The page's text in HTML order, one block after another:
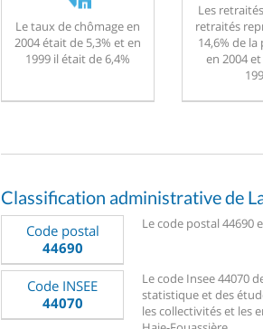
Le taux de chômage en
2004 était de 5,3% et en
1999 il était de 6,4%
Les
retraités
14,6% de
en 2004
Classification administrative de
Code postal
44690
Le code postal 44690
Code INSEE
44070
Le code Insee 44070
statistique et des
les collectivités et les